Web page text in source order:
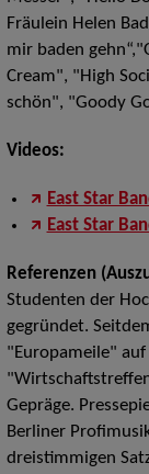
Fräulein Helen
mir baden
Cream", "High
schön", "Goody
Videos:
East Star
East Star
Referenzen
Studenten der
gegründet.
"Europameile"
Gepräge.
Berliner
dreistimmigen